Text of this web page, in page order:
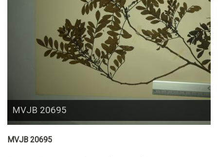
MVJB 20695
MVJB 20695